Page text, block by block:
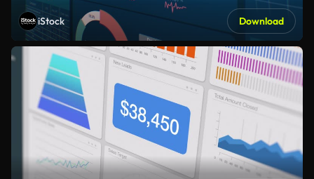
iStock Download